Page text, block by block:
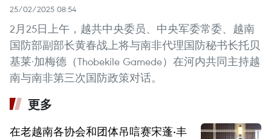
25/02/2025 08:54
2月25日上午，越共中央委员、中央军委常委、越南
国防部副部长黄春战上将与南非代理国防秘书长托贝
基莱·加梅德（Thobekile Gamede）在河内共同主持越
南与南非第三次国防政策对话。
更多
在老越南各协会和团体吊唁赛宋蓬·丰